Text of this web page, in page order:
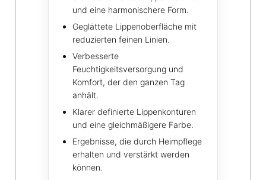
und eine harmonischere Form.
Geglättete Lippenoberfläche mit
reduzierten feinen Linien.
Verbesserte
Feuchtigkeitsversorgung und
Komfort, der den ganzen Tag
anhält.
Klarer definierte Lippenkonturen
und eine gleichmäßigere Farbe.
Ergebnisse, die durch Heimpflege
erhalten und verstärkt werden
können.